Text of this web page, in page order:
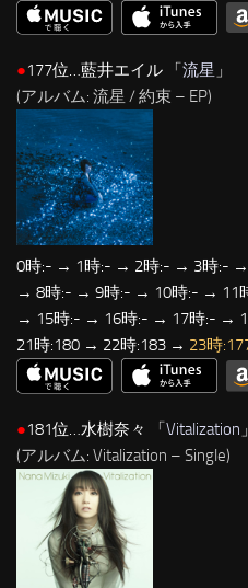
●177位…藍井エイル 「流星 」
(アルバム: 流星 / 約束 – EP)
0時:- → 1時:- → 2時:- → 3時:-
→ 8時:- → 9時:- → 10時:- → 11
→ 15時:- → 16時:- → 17時:- →
21時:180 → 22時:183 → 23時
●181位…水樹奈々 「Vitalization 」
(アルバム: Vitalization – Single)